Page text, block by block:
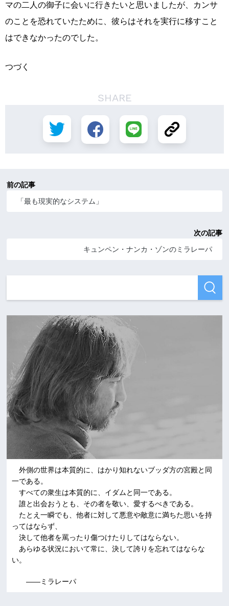
マの二人の御子に会いに行きたいと思いましたが、カンサ
のことを恐れていたために、彼らはそれを実行に移すこと
はできなかったのでした。
つづく
SHARE
前の記事
「最も現実的なシステム」
次の記事
キュンペン・ナンカ・ゾンのミラレーパ
外側の世界は本質的に、はかり知れないブッダ方の宮殿と同
一である。
すべての衆生は本質的に、イダムと同一である。
誰と出会おうとも、その者を敬い、愛するべきである。
たとえ一瞬でも、他者に対して悪意や敵意に満ちた思いを持
ってはならず、
決して他者を罵ったり傷つけたりしてはならない。
あらゆる状況において常に、決して誇りを忘れてはならな
い。
――ミラレーパ